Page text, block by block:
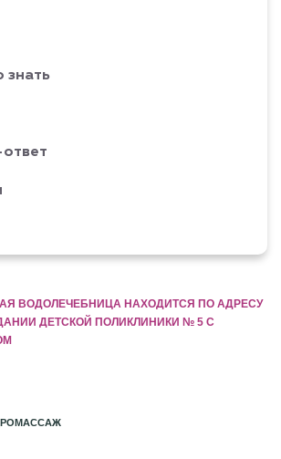
знать
ВОДОЛЕЧЕБНИЦА НАХОДИТСЯ ПО АДРЕСУ
ДЕТСКОЙ ПОЛИКЛИНИКИ № 5 С